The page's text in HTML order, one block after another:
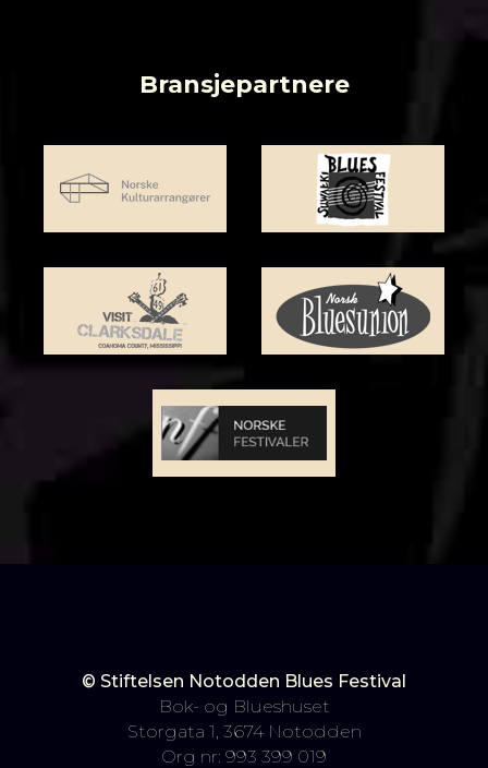
Bransjepartnere
© Stiftelsen Notodden Blues Festival
Bok- og Blueshuset
Storgata 1, 3674 Notodden
Org nr: 993 399 019